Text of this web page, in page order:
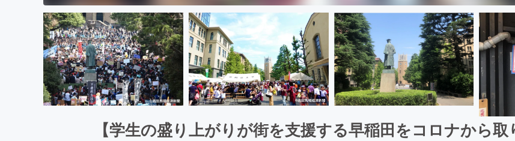
【学生の盛り上がりが街を支援する早稲田をコロナから取